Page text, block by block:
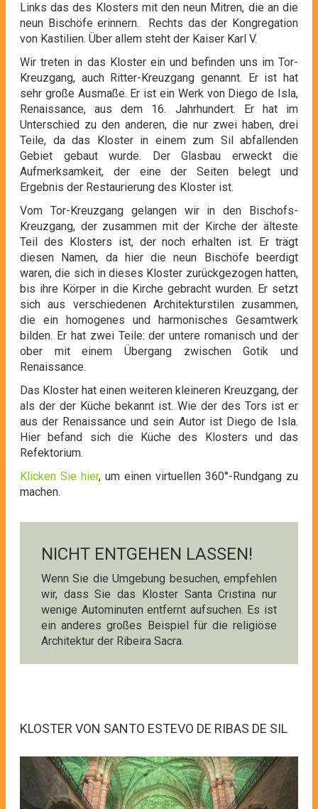
Links das des Klosters mit den neun Mitren, die an die
neun Bischöfe erinnern. Rechts das der Kongregation
von Kastilien. Über allem steht der Kaiser Karl V.
Wir treten in das Kloster ein und befinden uns im Tor-
Kreuzgang, auch Ritter-Kreuzgang genannt. Er ist hat
sehr große Ausmaße. Er ist ein Werk von Diego de Isla,
Renaissance, aus dem 16. Jahrhundert. Er hat im
Unterschied zu den anderen, die nur zwei haben, drei
Teile, da das Kloster in einem zum Sil abfallenden
Gebiet gebaut wurde. Der Glasbau erweckt die
Aufmerksamkeit, der eine der Seiten belegt und
Ergebnis der Restaurierung des Kloster ist.
Vom Tor-Kreuzgang gelangen wir in den Bischofs-
Kreuzgang, der zusammen mit der Kirche der älteste
Teil des Klosters ist, der noch erhalten ist. Er trägt
diesen Namen, da hier die neun Bischöfe beerdigt
waren, die sich in dieses Kloster zurückgezogen hatten,
bis ihre Körper in die Kirche gebracht wurden. Er setzt
sich aus verschiedenen Architekturstilen zusammen,
die ein homogenes und harmonisches Gesamtwerk
bilden. Er hat zwei Teile: der untere romanisch und der
ober mit einem Übergang zwischen Gotik und
Renaissance.
Das Kloster hat einen weiteren kleineren Kreuzgang, der
als der der Küche bekannt ist. Wie der des Tors ist er
aus der Renaissance und sein Autor ist Diego de Isla.
Hier befand sich die Küche des Klosters und das
Refektorium.
Klicken Sie hier, um einen virtuellen 360°-Rundgang zu
machen.
NICHT ENTGEHEN LASSEN!
Wenn Sie die Umgebung besuchen, empfehlen
wir, dass Sie das Kloster Santa Cristina nur
wenige Autominuten entfernt aufsuchen. Es ist
ein anderes großes Beispiel für die religiöse
Architektur der Ribeira Sacra.
KLOSTER VON SANTO ESTEVO DE RIBAS DE SIL